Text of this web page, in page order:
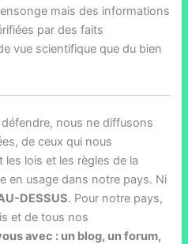
mais des informations
par des faits
vue scientifique que du bien
nous ne diffusons
de ceux qui nous
lois et les règles de la
en usage dans notre pays. Ni
DESSUS. Pour notre pays,
et de tous nos
avec : un blog, un forum,